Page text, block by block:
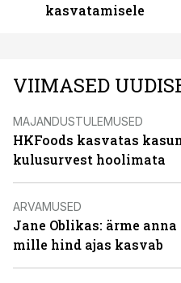
kasvatamisele
VIIMASED
MAJANDUSTULEMUSED
HKFoods kasvatas
kulusurvest hoolimata
ARVAMUSED
Jane Oblikas: ärme
mille hind ajas kasvab